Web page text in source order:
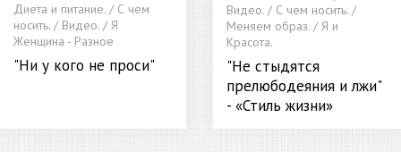
Диета и питание. / С чем
носить. / Видео. / Я
Женщина - Разное
"Ни у кого не проси"
Видео. / С чем носить. /
Меняем образ. / Я и
Красота.
"Не стыдятся
прелюбодеяния и лжи"
- «Стиль жизни»